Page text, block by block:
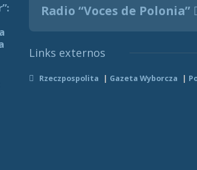
Radio “Voces de Polonia”
Links externos
Rzeczpospolita Gazeta Wyborcza